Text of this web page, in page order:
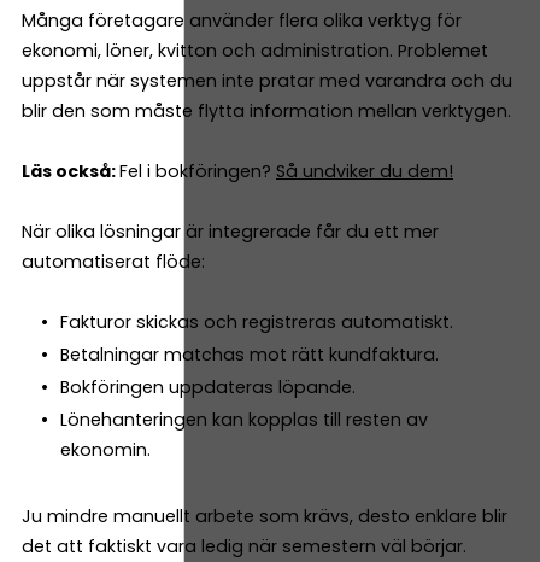
Många företagare använder flera olika verktyg för
ekonomi, löner, kvitton och administration. Problemet
uppstår när systemen inte pratar med varandra och du
blir den som måste flytta information mellan verktygen.
Läs också:Fel i bokföringen? Så undviker du dem!
När olika lösningar är integrerade får du ett mer
automatiserat flöde:
Fakturor skickas och registreras automatiskt.
Betalningar matchas mot rätt kundfaktura.
Bokföringen uppdateras löpande.
Lönehanteringen kan kopplas till resten av
ekonomin.
Ju mindre manuellt arbete som krävs, desto enklare blir
det att faktiskt vara ledig när semestern väl börjar.